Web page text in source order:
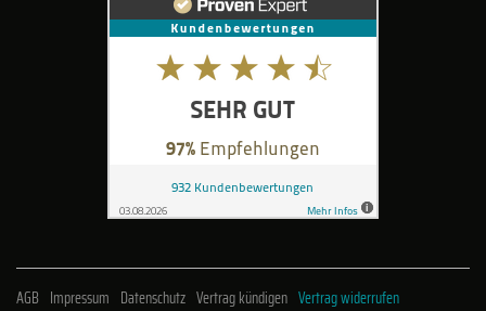
AGB Impressum Datenschutz Vertrag kündigen Vertrag widerrufen